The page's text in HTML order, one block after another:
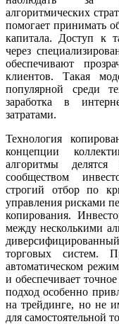
алгоритмических
помогает принимать
капитала. Доступ к
через
обеспечивают
клиентов. Такая
популярной среди
заработка в
затратами.
Технология
концепции
алгоритмы
сообществом
строгий отбор по
управления рисками
копирования.
между несколькими
торговых систем.
автоматическом
и обеспечивает
подход особенно
на трейдинге, но не
для самостоятельной